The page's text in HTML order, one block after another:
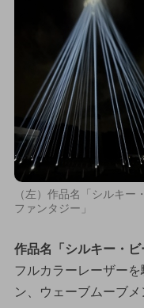
（左）作品名「シルキー
ファンタジー」
作品名「シルキー・ビ
フルカラーレーザー
ン、ウェーブムーブ